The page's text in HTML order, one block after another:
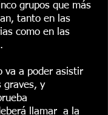
grupos que más
tanto en las
como en las
va a poder asistir
graves, y
llamar a la